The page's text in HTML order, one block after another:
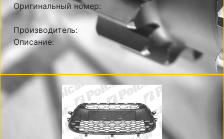
Оригинальный номер:
Производитель:
Описание: